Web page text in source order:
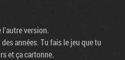
l'autre version.
années. Tu fais le jeu que tu
et ça cartonne.